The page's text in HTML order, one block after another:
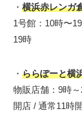
・横浜赤レンガ
1号館：10時〜
19時
・ららぽーと横
物販店舗：9時
開店 / 通常11時